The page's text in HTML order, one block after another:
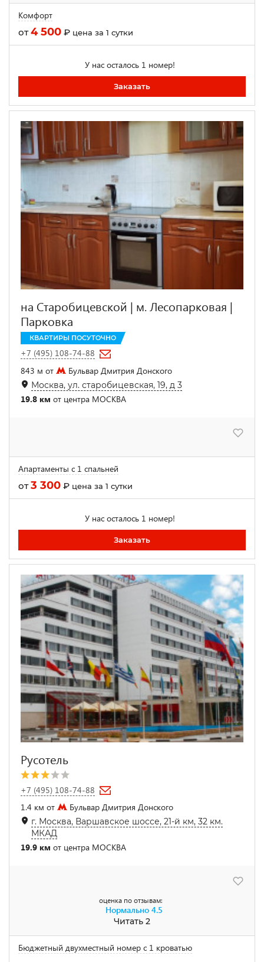
Комфорт
от4 500 ₽ цена за 1 сутки
У нас осталось 1 номер!
Заказать
на Старобицевской | м. Лесопарковая |
Парковка
КВАРТИРЫ ПОСУТОЧНО
+7 (495) 108-74-88
843 м от
Бульвар Дмитрия Донского
Москва, ул. старобицевская, 19, д 3
19.8 км от центра МОСКВА
Апартаменты с 1 спальней
от3 300 ₽ цена за 1 сутки
У нас осталось 1 номер!
Заказать
Русотель
+7 (495) 108-74-88
1.4 км от
Бульвар Дмитрия Донского
г. Москва, Варшавское шоссе, 21-й км, 32 км.
МКАД
19.9 км от центра МОСКВА
оценка по отзывам:
Нормально 4.5
Читать 2
Бюджетный двухместный номер с 1 кроватью